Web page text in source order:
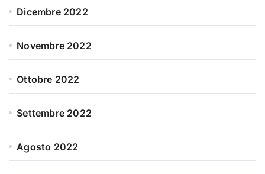
Dicembre 2022
Novembre 2022
Ottobre 2022
Settembre 2022
Agosto 2022